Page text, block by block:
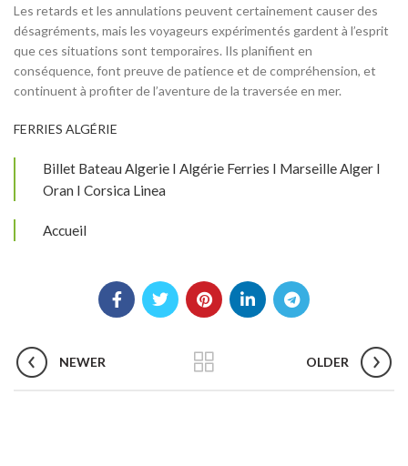
Les retards et les annulations peuvent certainement causer des
désagréments, mais les voyageurs expérimentés gardent à l’esprit
que ces situations sont temporaires. Ils planifient en
conséquence, font preuve de patience et de compréhension, et
continuent à profiter de l’aventure de la traversée en mer.
FERRIES ALGÉRIE
Billet Bateau Algerie I Algérie Ferries I Marseille Alger I
Oran I Corsica Linea
Accueil
NEWER OLDER